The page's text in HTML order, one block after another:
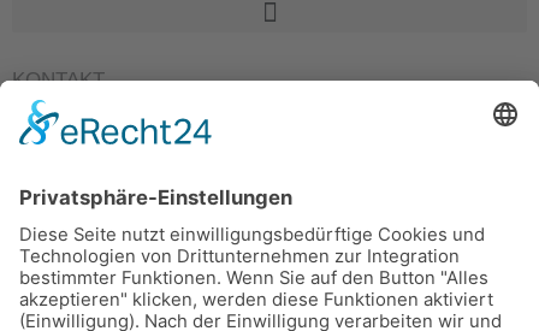
KONTAKT
Grundschule St. Peter und Paul
84028 Landshut
Telefon: 0871/9749502-0
Telefax: 0871/9749502-51